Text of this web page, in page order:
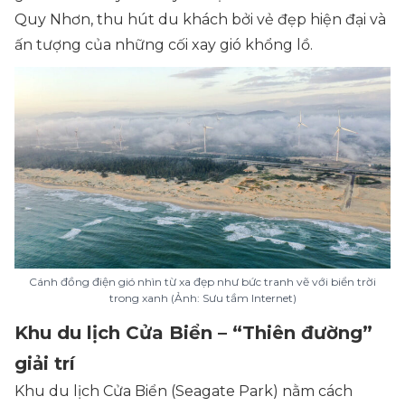
Quy Nhơn, thu hút du khách bởi vẻ đẹp hiện đại và
ấn tượng của những cối xay gió khổng lồ.
Cánh đồng điện gió nhìn từ xa đẹp như bức tranh vẽ với biển trời
trong xanh (Ảnh: Sưu tầm Internet)
Khu du lịch Cửa Biển – “Thiên đường”
giải trí
Khu du lịch Cửa Biển (Seagate Park) nằm cách